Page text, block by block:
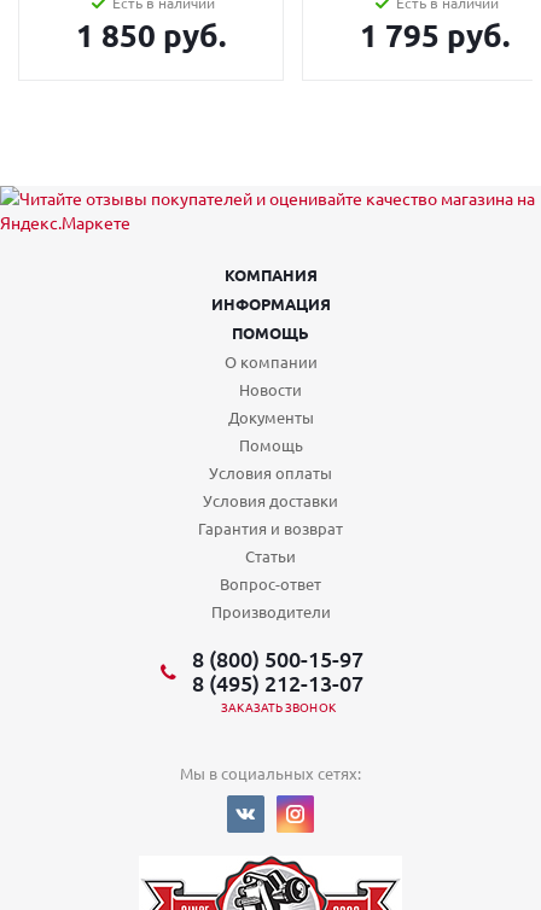
1 850 руб. 1 795 руб.
КОМПАНИЯ
ИНФОРМАЦИЯ
ПОМОЩЬ
О компании
Новости
Документы
Помощь
Условия оплаты
Условия доставки
Гарантия и возврат
Статьи
Вопрос-ответ
Производители
8 (800) 500-15-97
8 (495) 212-13-07
ЗАКАЗАТЬ ЗВОНОК
Мы в социальных сетях: